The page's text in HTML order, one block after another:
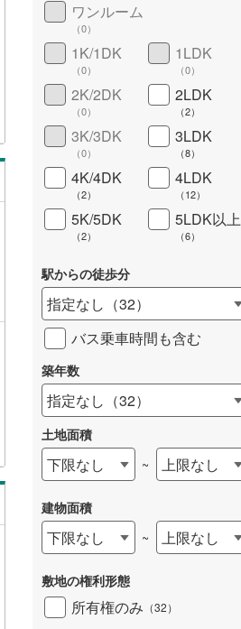
ワンルーム
（0）
1K/1DK
（0）
1LDK
（0）
2K/2DK
（0）
2LDK
（2）
3K/3DK
（0）
3LDK
（8）
4K/4DK
（2）
4LDK
（12）
5K/5DK
（2）
5LDK以上
（6）
駅からの徒歩分
指定なし （32）
バス乗車時間も含む
築年数
指定なし （32）
土地面積
下限なし ~ 上限なし
建物面積
下限なし ~ 上限なし
敷地の権利形態
所有権のみ （32）
城端線( 0)
関西本線（JR西日本） 0 )
大阪環状線 ( 0 )
山陽本線（JR西日本） 0)
姫新線 (0
吉備線(0)
芸備線(0)
宇部線(0)
山陰本線(0)
境線(
奈良線(0)
和歌山線(0)
東西線(0)
予讃線(0)
高徳線(0)
牟岐線(0)
山陽本線（JR九州）
篠栗線( 0)
長期優良住宅 ）
詳しく見る